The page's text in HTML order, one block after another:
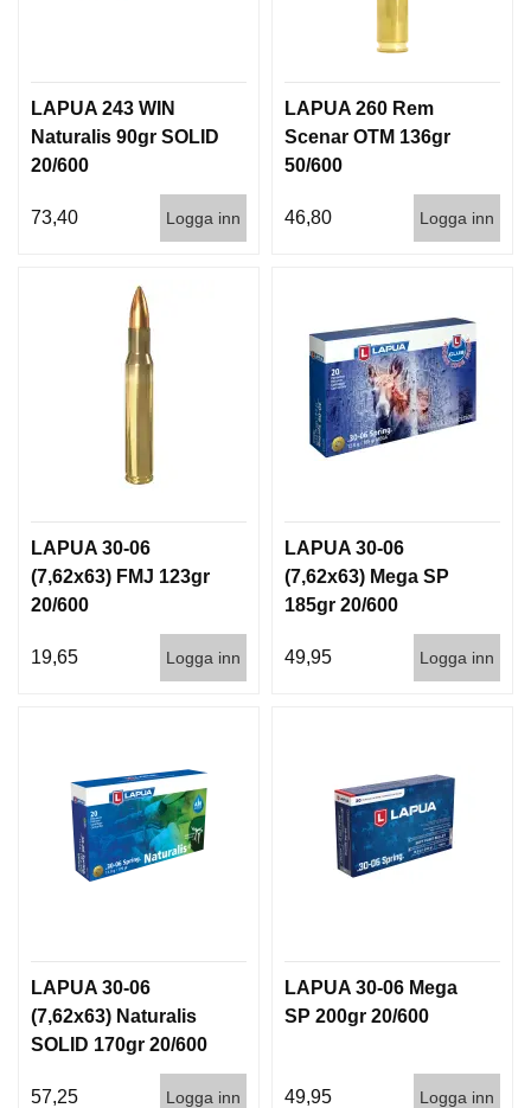
LAPUA 243 WIN
Naturalis 90gr SOLID
20/600
73,40 Logga inn
LAPUA 260 Rem
Scenar OTM 136gr
50/600
46,80 Logga inn
LAPUA 30-06
(7,62x63) FMJ 123gr
20/600
19,65 Logga inn
LAPUA 30-06
(7,62x63) Mega SP
185gr 20/600
49,95 Logga inn
LAPUA 30-06
(7,62x63) Naturalis
SOLID 170gr 20/600
57,25 Logga inn
LAPUA 30-06 Mega
SP 200gr 20/600
49,95 Logga inn